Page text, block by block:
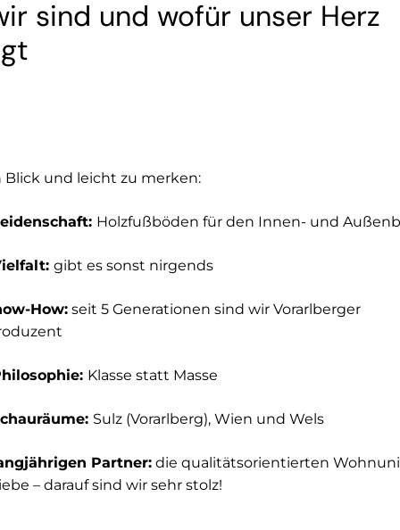
sind und wofür unser Herz
Blick und leicht zu merken:
Holzfußböden für den Innen- und
gibt es sonst nirgends
How:seit 5 Generationen sind wir Vorarlberger
Klasse statt Masse
Sulz (Vorarlberg), Wien und Wels
Partner:die qualitätsorientierten
– darauf sind wir sehr stolz!